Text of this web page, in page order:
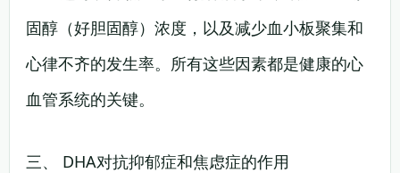
固醇（好胆固醇）浓度，以及减少血小板聚集和
心律不齐的发生率。所有这些因素都是健康的心
血管系统的关键。
三、 DHA对抗抑郁症和焦虑症的作用